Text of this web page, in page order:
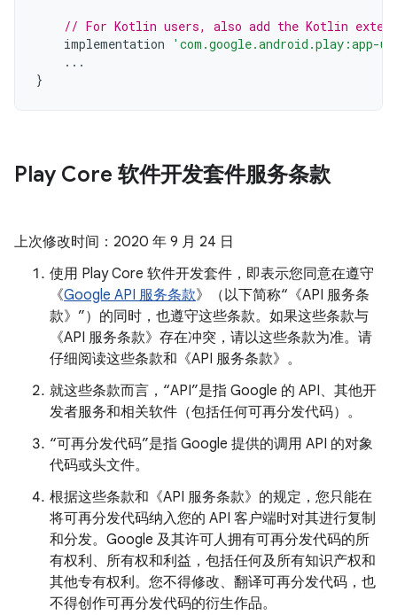
// For Kotlin users, also add the Kotlin
implementation
'com.google.android.play:app-
...
}
Play Core 软件开发套件服务条款
上次修改时间：2020 年 9 月 24 日
使用 Play Core 软件开发套件，即表示您同意在遵守
《Google API 服务条款》（以下简称“《API 服务条
款》”）的同时，也遵守这些条款。如果这些条款与
《API 服务条款》存在冲突，请以这些条款为准。请
仔细阅读这些条款和《API 服务条款》。
就这些条款而言，“API”是指 Google 的 API、其他开
发者服务和相关软件（包括任何可再分发代码）。
“可再分发代码”是指 Google 提供的调用 API 的对象
代码或头文件。
根据这些条款和《API 服务条款》的规定，您只能在
将可再分发代码纳入您的 API 客户端时对其进行复制
和分发。Google 及其许可人拥有可再分发代码的所
有权利、所有权和利益，包括任何及所有知识产权和
其他专有权利。您不得修改、翻译可再分发代码，也
不得创作可再分发代码的衍生作品。